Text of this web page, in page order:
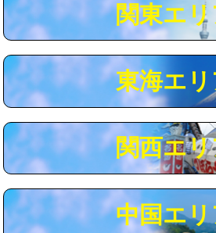
マス交換（深さ50㎝未満）
マス交換（深さ50㎝以上）
コンクリート斫り（厚さ10㎝まで）
コンクリート斫り（厚さ10㎝超え）
モルタル補修（厚さ10㎝まで）
追加人工
関東エリ
東海エ
関西エ
中国エリ